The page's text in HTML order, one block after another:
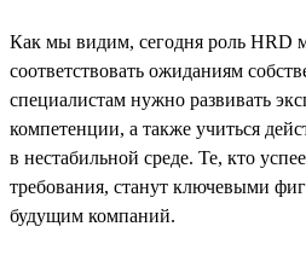
Как мы видим, сегодня роль HRD
соответствовать ожиданиям
специалистам нужно развивать
компетенции, а также учиться
в нестабильной среде. Те, кто
требования, станут ключевыми
будущим компаний.